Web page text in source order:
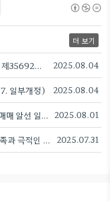
더 보기
경찰청과 그 소속기관 직제 개정 (대통령령 제35692호) (2025. 8. 5. 시행) 2025.08.04
일부개정) 2025.08.04
송파구 가락동 유흥가 일대 호객행위 및 성매매 알선 일당 54명 검거 2025.08.01
1971년 (당시 7세) 실종아동 54년 만에 가족과 극적인 상봉 2025.07.31